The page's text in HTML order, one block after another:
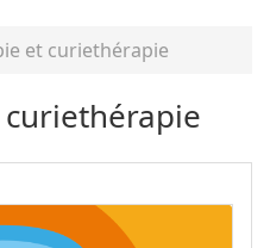
et curiethérapie